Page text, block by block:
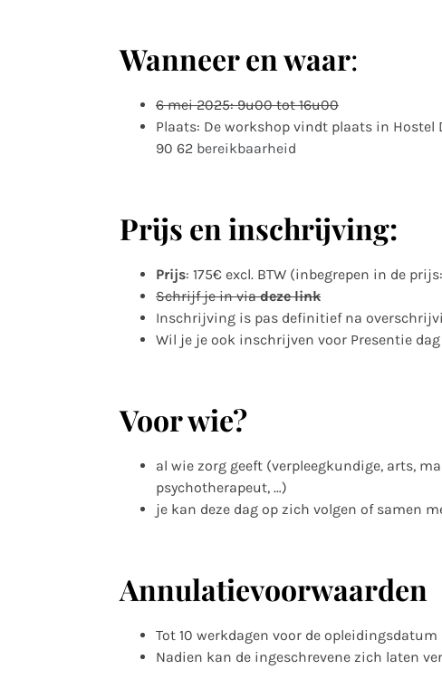
Wanneer en waar:
6 mei 2025: 9u00 tot 16u00
Plaats: De workshop vindt plaats in Hostel
90 62 bereikbaarheid
Prijs en inschrijving:
Prijs: 175€ excl. BTW (inbegrepen in de
Schrijf je in viadeze link
Inschrijving is pas definitief na
Wil je je ook inschrijven voor Presentie
Voor wie?
al wie zorg geeft (verpleegkundige, arts,
psychotherapeut, …)
je kan deze dag op zich volgen of samen
Annulatievoorwaarden
Tot 10 werkdagen voor de
Nadien kan de ingeschrevene zich laten